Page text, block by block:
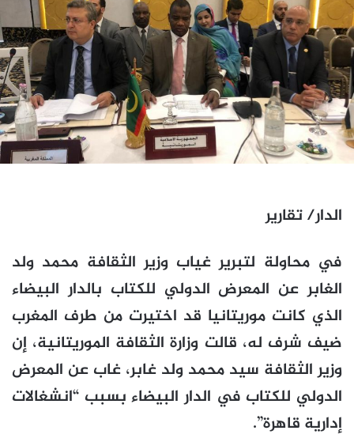
الدار/ تقارير
في محاولة لتبرير غياب وزير الثقافة محمد ولد
الغابر عن المعرض الدولي للكتاب بالدار البيضاء
الذي كانت موريتانيا قد اختيرت من طرف المغرب
ضيف شرف له، قالت وزارة الثقافة الموريتانية، إن
وزير الثقافة سيد محمد ولد غابر، غاب عن المعرض
الدولي للكتاب في الدار البيضاء بسبب “انشغالات
إدارية قاهرة”.